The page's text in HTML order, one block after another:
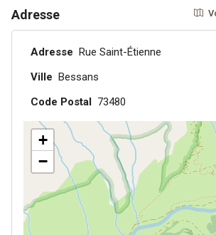
Adresse
Adresse Rue Saint-Étienne
Ville Bessans
Code Postal 73480
+
−